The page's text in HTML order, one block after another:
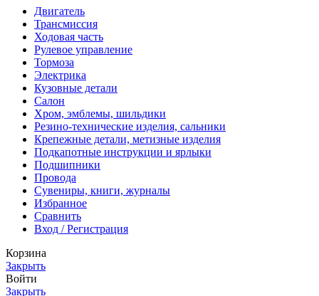
Двигатель
Трансмиссия
Ходовая часть
Рулевое управление
Тормоза
Электрика
Кузовные детали
Салон
Хром, эмблемы, шильдики
Резино-технические изделия, сальники
Крепежные детали, метизные изделия
Подкапотные инструкции и ярлыки
Подшипники
Провода
Сувениры, книги, журналы
Избранное
Сравнить
Вход / Регистрация
Корзина
Закрыть
Войти
Закрыть